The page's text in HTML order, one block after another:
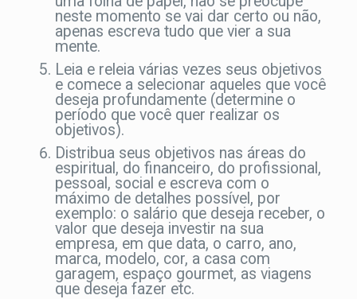
neste momento se vai dar certo ou não,
apenas escreva tudo que vier a sua
mente.
Leia e releia várias vezes seus objetivos
e comece a selecionar aqueles que você
deseja profundamente (determine o
período que você quer realizar os
objetivos).
Distribua seus objetivos nas áreas do
espiritual, do financeiro, do profissional,
pessoal, social e escreva com o
máximo de detalhes possível, por
exemplo: o salário que deseja receber, o
valor que deseja investir na sua
empresa, em que data, o carro, ano,
marca, modelo, cor, a casa com
garagem, espaço gourmet, as viagens
que deseja fazer etc.